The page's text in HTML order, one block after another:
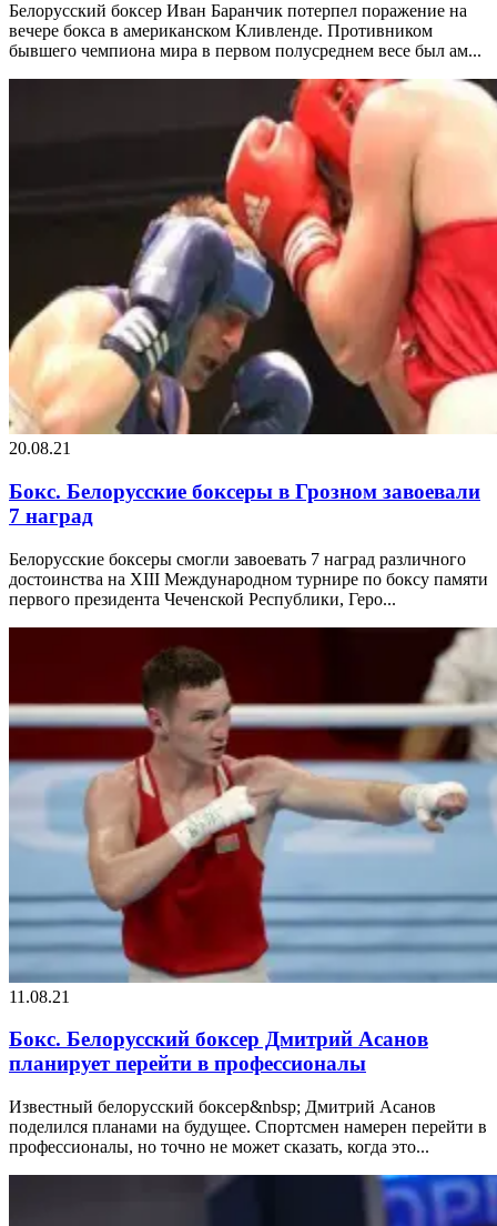
Белорусский боксер Иван Баранчик потерпел поражение на
вечере бокса в американском Кливленде. Противником
бывшего чемпиона мира в первом полусреднем весе был ам...
20.08.21
Бокс. Белорусские боксеры в Грозном завоевали
7 наград
Белорусские боксеры смогли завоевать 7 наград различного
достоинства на XIII Международном турнире по боксу памяти
первого президента Чеченской Республики, Геро...
11.08.21
Бокс. Белорусский боксер Дмитрий Асанов
планирует перейти в профессионалы
Известный белорусский боксер&nbsp; Дмитрий Асанов
поделился планами на будущее. Спортсмен намерен перейти в
профессионалы, но точно не может сказать, когда это...